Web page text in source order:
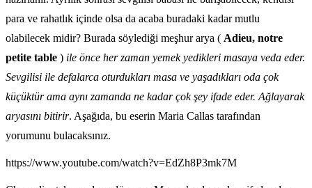
para ve rahatlık içinde olsa da acaba buradaki kadar mutlu
olabilecek midir? Burada söylediği meşhur arya ( Adieu, notre
petite table ) ile önce her zaman yemek yedikleri masaya veda eder.
Sevgilisi ile defalarca oturdukları masa ve yaşadıkları oda çok
küçüktür ama aynı zamanda ne kadar çok şey ifade eder. Ağlayarak
aryasını bitirir. Aşağıda, bu eserin Maria Callas tarafından
yorumunu bulacaksınız.
https://www.youtube.com/watch?v=EdZh8P3mk7M